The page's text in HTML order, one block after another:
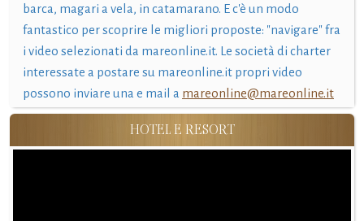
barca, magari a vela, in catamarano. E c'è un modo
fantastico per scoprire le migliori proposte: "navigare" fra
i video selezionati da mareonline.it. Le società di charter
interessate a postare su mareonline.it propri video
possono inviare una e mail a mareonline@mareonline.it
HOTEL E RESORT